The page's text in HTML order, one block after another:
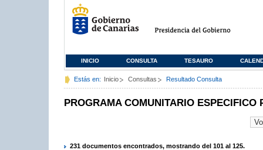
INICIO CONSULTA TESAURO
Estás en: Inicio Consultas Resultado Consulta
PROGRAMA COMUNITARIO ESPECIFICO
231 documentos encontrados, mostrando del 101 al 125.